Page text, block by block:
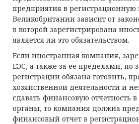
предприятия в регистрационную
Великобритании зависит от
в которой зарегистрирована
является ли это обязательством.
Если иностранная компания,
ЕЭС, а также за ее пределами, по
регистрации обязана готовить,
хозяйственной деятельности и
сдавать финансовую отчетность
органы, то компания должна
финансовый отчет в